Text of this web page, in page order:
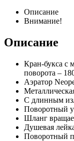
Описание
Внимание!
Описание
Кран-букса с
поворота –
Аэратор
С длинным
Поворотный
Шланг
Душевая
Поворотный